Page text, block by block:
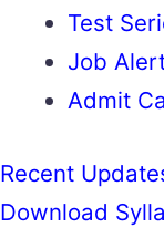
Test
Job
Admit
Recent
Download